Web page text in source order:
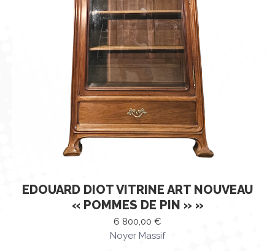
EDOUARD DIOT VITRINE ART NOUVEAU
« POMMES DE PIN » »
6 800,00 €
Noyer Massif